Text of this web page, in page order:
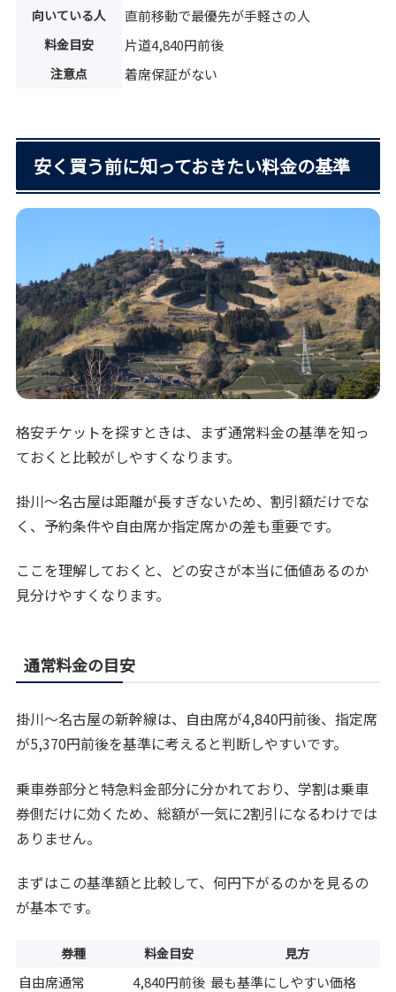
向いている人 直前移動で最優先が手軽さの人
料金目安 片道4,840円前後
注意点 着席保証がない
安く買う前に知っておきたい料金の基準
格安チケットを探すときは、まず通常料金の基準を知っ
ておくと比較がしやすくなります。
掛川〜名古屋は距離が長すぎないため、割引額だけでな
く、予約条件や自由席か指定席かの差も重要です。
ここを理解しておくと、どの安さが本当に価値あるのか
見分けやすくなります。
通常料金の目安
掛川〜名古屋の新幹線は、自由席が4,840円前後、指定席
が5,370円前後を基準に考えると判断しやすいです。
乗車券部分と特急料金部分に分かれており、学割は乗車
券側だけに効くため、総額が一気に2割引になるわけでは
ありません。
まずはこの基準額と比較して、何円下がるのかを見るの
が基本です。
券種 料金目安 見方
自由席通常 4,840円前後 最も基準にしやすい価格